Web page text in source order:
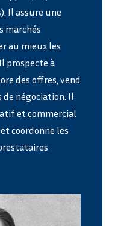
Il assure une
marchés
au mieux les
prospecte à
des offres, vend
négociation. Il
et commercial
coordonne les